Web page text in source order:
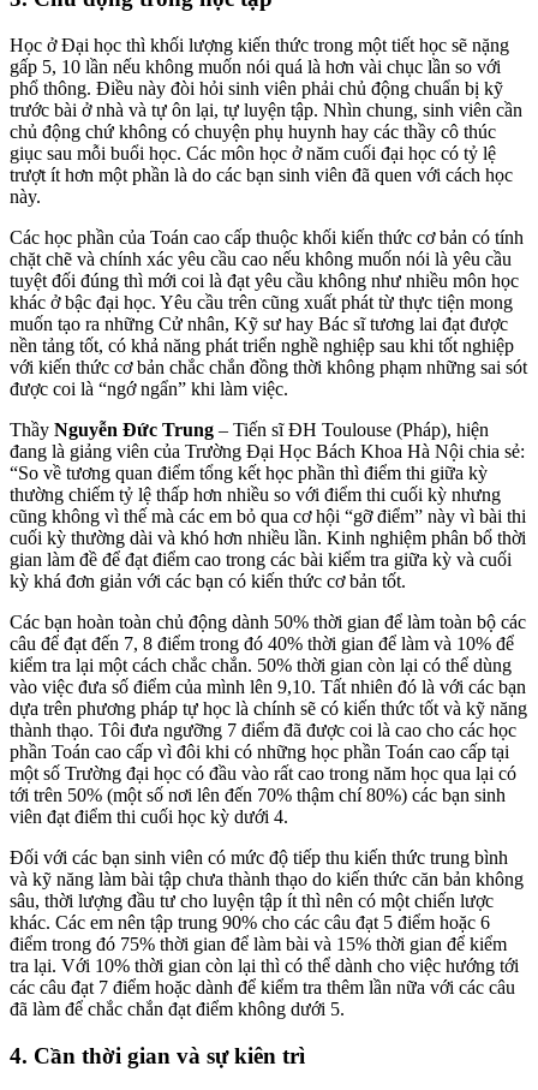
Học ở Đại học thì khối lượng kiến thức trong một tiết học sẽ nặng
gấp 5, 10 lần nếu không muốn nói quá là hơn vài chục lần so với
phổ thông. Điều này đòi hỏi sinh viên phải chủ động chuẩn bị kỹ
trước bài ở nhà và tự ôn lại, tự luyện tập. Nhìn chung, sinh viên cần
chủ động chứ không có chuyện phụ huynh hay các thầy cô thúc
giục sau mỗi buổi học. Các môn học ở năm cuối đại học có tỷ lệ
trượt ít hơn một phần là do các bạn sinh viên đã quen với cách học
này.
Các học phần của Toán cao cấp thuộc khối kiến thức cơ bản có tính
chặt chẽ và chính xác yêu cầu cao nếu không muốn nói là yêu cầu
tuyệt đối đúng thì mới coi là đạt yêu cầu không như nhiều môn học
khác ở bậc đại học. Yêu cầu trên cũng xuất phát từ thực tiện mong
muốn tạo ra những Cử nhân, Kỹ sư hay Bác sĩ tương lai đạt được
nền tảng tốt, có khả năng phát triển nghề nghiệp sau khi tốt nghiệp
với kiến thức cơ bản chắc chắn đồng thời không phạm những sai sót
được coi là “ngớ ngẩn” khi làm việc.
Thầy Nguyễn Đức Trung – Tiến sĩ ĐH Toulouse (Pháp), hiện
đang là giảng viên của Trường Đại Học Bách Khoa Hà Nội chia sẻ:
“So về tương quan điểm tổng kết học phần thì điểm thi giữa kỳ
thường chiếm tỷ lệ thấp hơn nhiều so với điểm thi cuối kỳ nhưng
cũng không vì thế mà các em bỏ qua cơ hội “gỡ điểm” này vì bài thi
cuối kỳ thường dài và khó hơn nhiều lần. Kinh nghiệm phân bổ thời
gian làm đề để đạt điểm cao trong các bài kiểm tra giữa kỳ và cuối
kỳ khá đơn giản với các bạn có kiến thức cơ bản tốt.
Các bạn hoàn toàn chủ động dành 50% thời gian để làm toàn bộ các
câu để đạt đến 7, 8 điểm trong đó 40% thời gian để làm và 10% để
kiểm tra lại một cách chắc chắn. 50% thời gian còn lại có thể dùng
vào việc đưa số điểm của mình lên 9,10. Tất nhiên đó là với các bạn
dựa trên phương pháp tự học là chính sẽ có kiến thức tốt và kỹ năng
thành thạo. Tôi đưa ngưỡng 7 điểm đã được coi là cao cho các học
phần Toán cao cấp vì đôi khi có những học phần Toán cao cấp tại
một số Trường đại học có đầu vào rất cao trong năm học qua lại có
tới trên 50% (một số nơi lên đến 70% thậm chí 80%) các bạn sinh
viên đạt điểm thi cuối học kỳ dưới 4.
Đối với các bạn sinh viên có mức độ tiếp thu kiến thức trung bình
và kỹ năng làm bài tập chưa thành thạo do kiến thức căn bản không
sâu, thời lượng đầu tư cho luyện tập ít thì nên có một chiến lược
khác. Các em nên tập trung 90% cho các câu đạt 5 điểm hoặc 6
điểm trong đó 75% thời gian để làm bài và 15% thời gian để kiểm
tra lại. Với 10% thời gian còn lại thì có thể dành cho việc hướng tới
các câu đạt 7 điểm hoặc dành để kiểm tra thêm lần nữa với các câu
đã làm để chắc chắn đạt điểm không dưới 5.
4. Cần thời gian và sự kiên trì